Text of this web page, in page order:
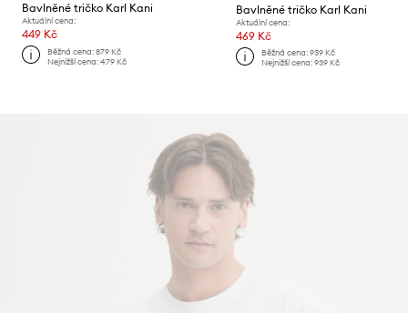
Bavlněné tričko Karl Kani
Aktuální cena:
449 Kč
Běžná cena:879 Kč
Nejnižší cena:479 Kč
Bavlněné tričko Karl Kani
Aktuální cena:
469 Kč
Běžná cena: 939 Kč
Nejnižší cena: 939 Kč